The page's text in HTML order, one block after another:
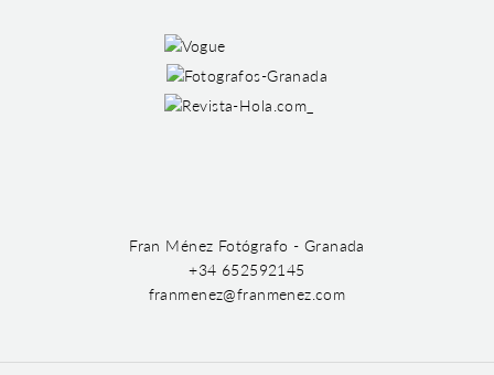
Fran Ménez Fotógrafo - Granada
+34 652592145
franmenez@franmenez.com